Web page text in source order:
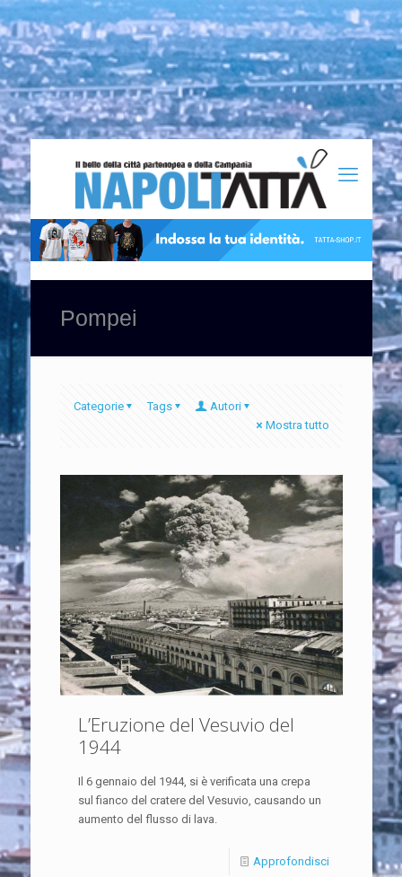
Pompei
Categorie Tags
Autori
Mostra tutto
L’Eruzione del Vesuvio del
1944
Il 6 gennaio del 1944, si è verificata una crepa
sul fianco del cratere del Vesuvio, causando un
aumento del flusso di lava.
Approfondisci